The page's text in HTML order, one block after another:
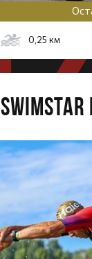
0,25 км
SWIMSTAR